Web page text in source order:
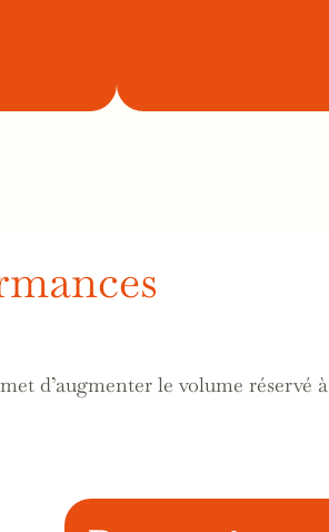
d’augmenter le volume réservé à